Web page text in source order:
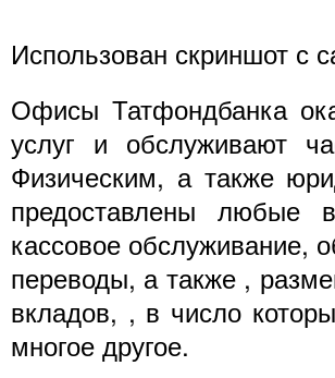
Использован скриншот с
Офисы Татфондбанка
услуг и обслуживают
Физическим, а также
предоставлены любые
кассовое обслуживание,
переводы, а также ,
вкладов, , в число
многое другое.